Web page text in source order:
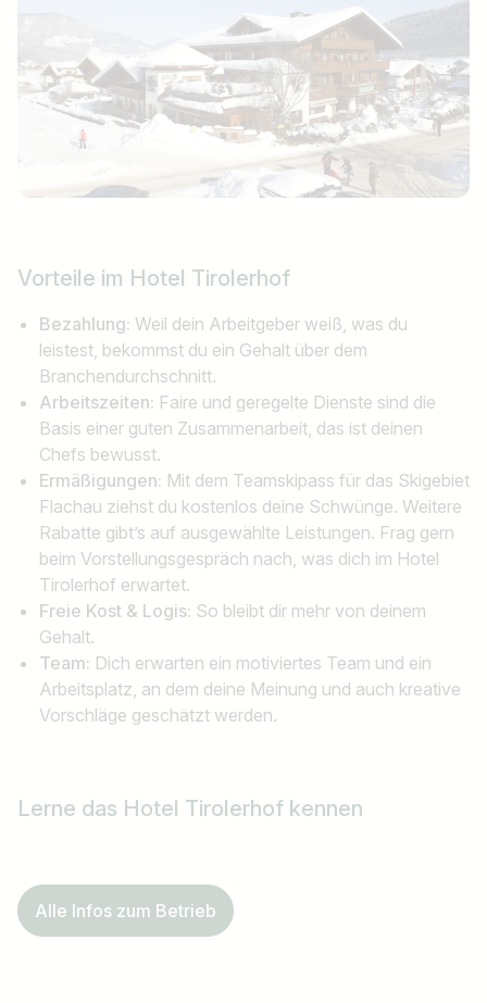
Vorteile im Hotel Tirolerhof
Bezahlung: Weil dein Arbeitgeber weiß, was du
leistest, bekommst du ein Gehalt über dem
Branchendurchschnitt.
Arbeitszeiten: Faire und geregelte Dienste sind die
Basis einer guten Zusammenarbeit, das ist deinen
Chefs bewusst.
Ermäßigungen: Mit dem Teamskipass für das Skigebiet
Flachau ziehst du kostenlos deine Schwünge. Weitere
Rabatte gibt’s auf ausgewählte Leistungen. Frag gern
beim Vorstellungsgespräch nach, was dich im Hotel
Tirolerhof erwartet.
Freie Kost & Logis: So bleibt dir mehr von deinem
Gehalt.
Team: Dich erwarten ein motiviertes Team und ein
Arbeitsplatz, an dem deine Meinung und auch kreative
Vorschläge geschätzt werden.
Lerne das Hotel Tirolerhof kennen
Alle Infos zum Betrieb